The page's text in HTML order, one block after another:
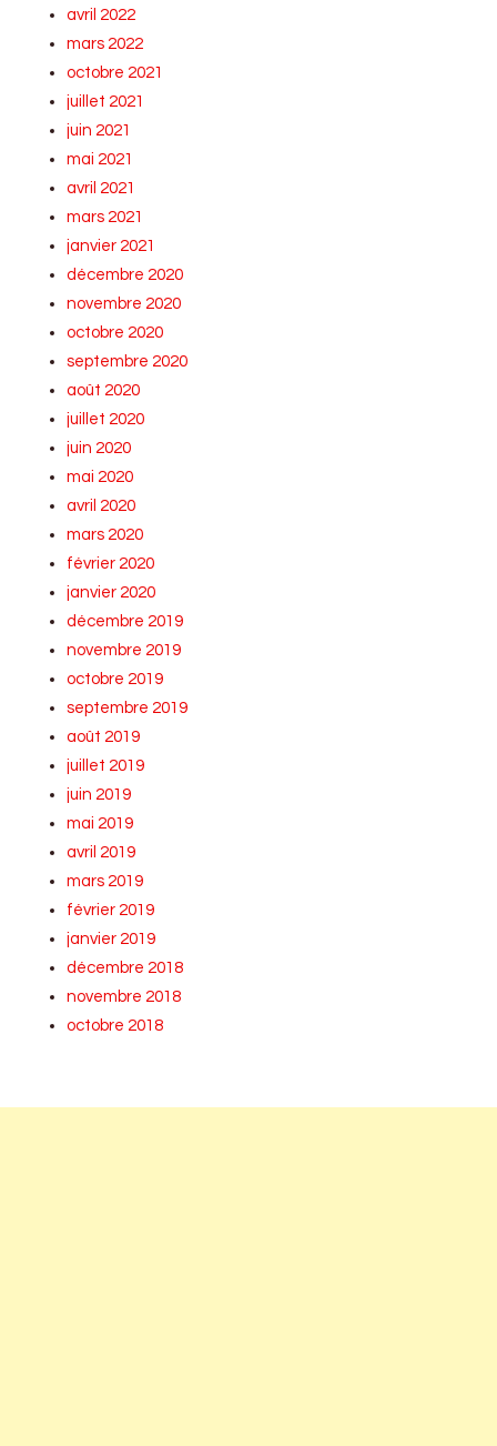
avril 2022
mars 2022
octobre 2021
juillet 2021
juin 2021
mai 2021
avril 2021
mars 2021
janvier 2021
décembre 2020
novembre 2020
octobre 2020
septembre 2020
août 2020
juillet 2020
juin 2020
mai 2020
avril 2020
mars 2020
février 2020
janvier 2020
décembre 2019
novembre 2019
octobre 2019
septembre 2019
août 2019
juillet 2019
juin 2019
mai 2019
avril 2019
mars 2019
février 2019
janvier 2019
décembre 2018
novembre 2018
octobre 2018